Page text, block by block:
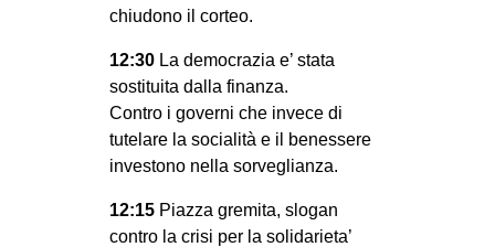
chiudono il corteo.
12:30 La democrazia e’ stata
sostituita dalla finanza.
Contro i governi che invece di
tutelare la socialità e il benessere
investono nella sorveglianza.
12:15 Piazza gremita, slogan
contro la crisi per la solidarieta’